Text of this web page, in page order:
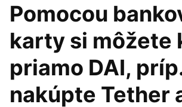
Pomocou
karty si môžete
priamo DAI,
nakúpte Tether